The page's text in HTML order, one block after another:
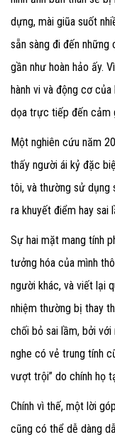
dựng, mài giũa suốt
sẵn sàng đi đến
gần như hoàn hảo ấy.
hành vi và động cơ
dọa trực tiếp đến cảm
Một nghiên cứu năm
thấy người ái kỷ đặc
tôi, và thường sử dụng
ra khuyết điểm hay sai
Sự hai mặt mang tính
tưởng hóa của mình
người khác, và viết lại
nhiệm thường bị thay
chối bỏ sai lầm, bởi
nghe có vẻ trung tính
vượt trội” do chính họ
Chính vì thế, một lời
cũng có thể dễ dàng